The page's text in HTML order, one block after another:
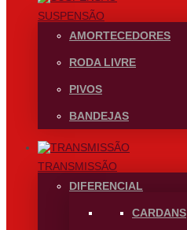
SUSPENSÃO
AMORTECEDORES
RODA LIVRE
PIVOS
BANDEJAS
TRANSMISSÃO
DIFERENCIAL
CARDANS